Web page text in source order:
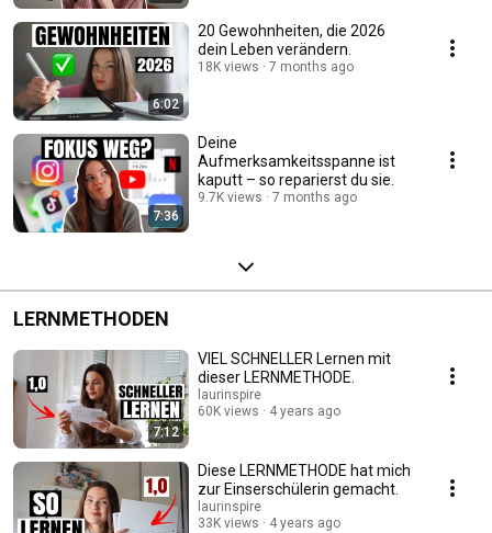
6:02
20 Gewohnheiten, die 2026
dein Leben verändern.
18K views 7 months ago
7:36
Deine
Aufmerksamkeitsspanne ist
kaputt – so reparierst du sie.
9.7K views 7 months ago
LERNMETHODEN
7:12
VIEL SCHNELLER Lernen mit
dieser LERNMETHODE.
laurinspire
60K views
4 years ago
Diese LERNMETHODE hat mich
zur Einserschülerin gemacht.
laurinspire
33K views
4 years ago